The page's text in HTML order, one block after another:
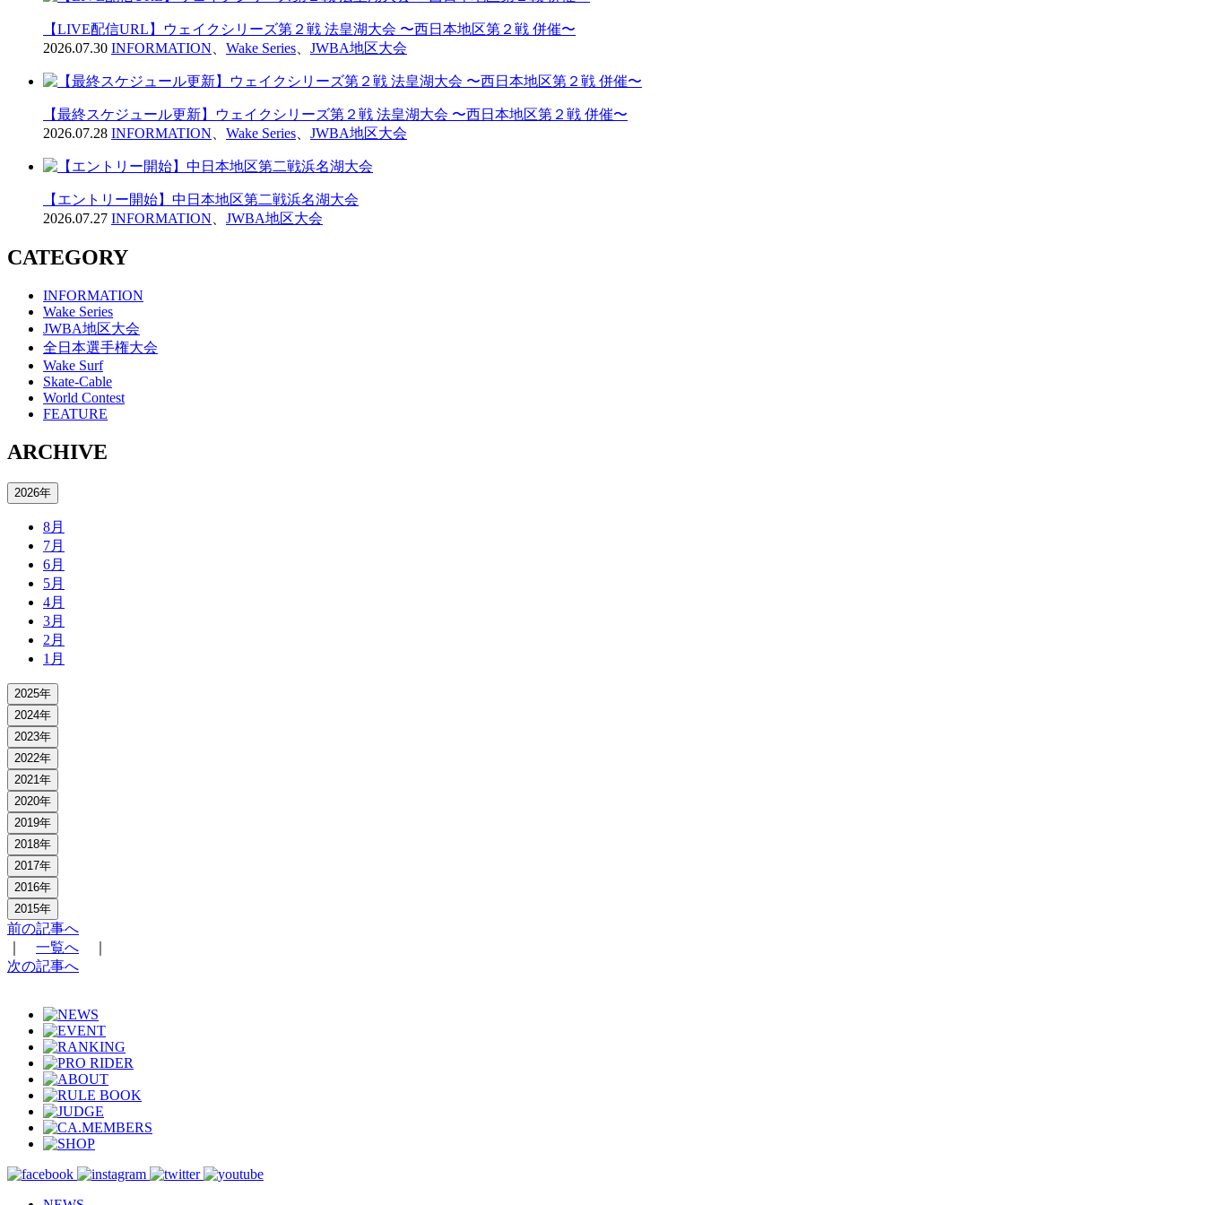
【LIVE配信URL】ウェイクシリーズ第２戦 法皇湖大会 〜西日本地区第２戦 併催〜
2026.07.30 INFORMATION Wake Series JWBA地区大会
【最終スケジュール更新】ウェイクシリーズ第２戦 法皇湖大会 〜西日本地区第２戦 併催〜
2026.07.28 INFORMATION Wake Series JWBA地区大会
【エントリー開始】中日本地区第二戦浜名湖大会
2026.07.27 INFORMATION JWBA地区大会
CATEGORY
INFORMATION
Wake Series
JWBA地区大会
全日本選手権大会
Wake Surf
Skate-Cable
World Contest
FEATURE
ARCHIVE
2026年
8月
7月
6月
5月
4月
3月
2月
1月
2025年
2024年
2023年
2022年
2021年
2020年
2019年
2018年
2017年
2016年
2015年
前の記事へ
一覧へ
次の記事へ